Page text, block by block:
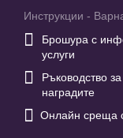
Инструкции -

Брошура с
услуги

Ръководство
наградите
 Онлайн среща